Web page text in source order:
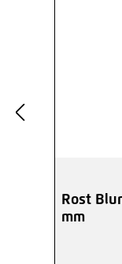
Rost
mm